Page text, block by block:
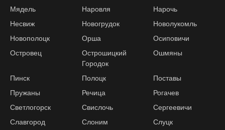
Мядель
Наровля
Нарочь
Несвиж
Новогрудок
Новолукомль
Новополоцк
Орша
Осиповичи
Островец
Острошицкий
Городок
Ошмяны
Пинск Полоцк
Поставы
Пружаны
Речица
Рогачев
Светлогорск
Свислочь
Сергеевичи
Славгород
Слоним
Слуцк